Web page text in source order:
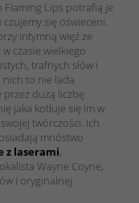
Lips potrafią je
się oświeceni.
intymną więź ze
czasie wielkiego
trafnych słów i
to nie lada
przez dużą liczbę
jaka kotłuje się im w
twórczości. Ich
mnóstwo
z laserami,
Wayne Coyne,
i oryginalnej